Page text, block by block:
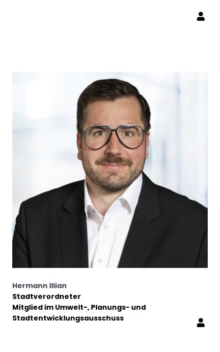
Hermann Illian
Stadtverordneter
Mitglied im Umwelt-, Planungs- und
Stadtentwicklungsausschuss